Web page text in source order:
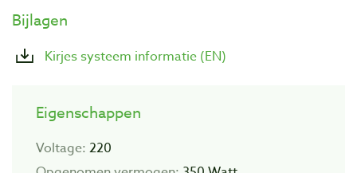
Bijlagen
Kirjes systeem informatie (EN)
Eigenschappen
Voltage: 220